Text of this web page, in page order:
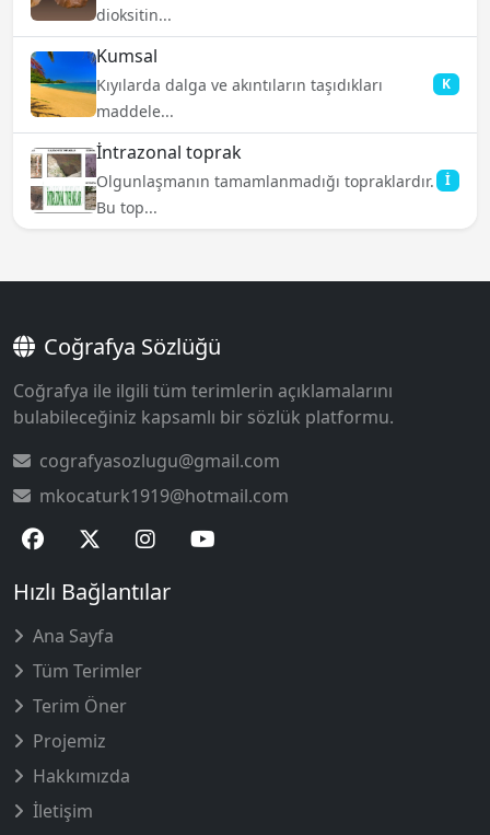
dioksitin...
Kumsal
Kıyılarda dalga ve akıntıların taşıdıkları
maddele...
K
İntrazonal toprak
Olgunlaşmanın tamamlanmadığı topraklardır.
Bu top...
İ
Coğrafya Sözlüğü
Coğrafya ile ilgili tüm terimlerin açıklamalarını
bulabileceğiniz kapsamlı bir sözlük platformu.
cografyasozlugu@gmail.com
mkocaturk1919@hotmail.com
Hızlı Bağlantılar
Ana Sayfa
Tüm Terimler
Terim Öner
Projemiz
Hakkımızda
İletişim